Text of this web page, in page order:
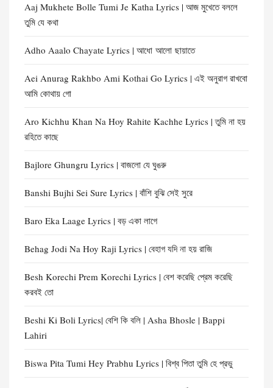
Aaj Mukhete Bolle Tumi Je Katha Lyrics | আজ মুখেতে বললে
তুমি যে কথা
Adho Aaalo Chayate Lyrics | আধো আলো ছায়াতে
Aei Anurag Rakhbo Ami Kothai Go Lyrics | এই অনুরাগ রাখবো
আমি কোথায় গো
Aro Kichhu Khan Na Hoy Rahite Kachhe Lyrics | তুমি না হয়
রহিতে কাছে
Bajlore Ghungru Lyrics | বাজলো যে ঘুঙরু
Banshi Bujhi Sei Sure Lyrics | বাঁশি বুঝি সেই সুরে
Baro Eka Laage Lyrics | বড় একা লাগে
Behag Jodi Na Hoy Raji Lyrics | বেহাগ যদি না হয় রাজি
Besh Korechi Prem Korechi Lyrics | বেশ করেছি প্রেম করেছি
করবই তো
Beshi Ki Boli Lyrics| বেশি কি বলি | Asha Bhosle | Bappi
Lahiri
Biswa Pita Tumi Hey Prabhu Lyrics | বিশ্ব পিতা তুমি হে প্রভু